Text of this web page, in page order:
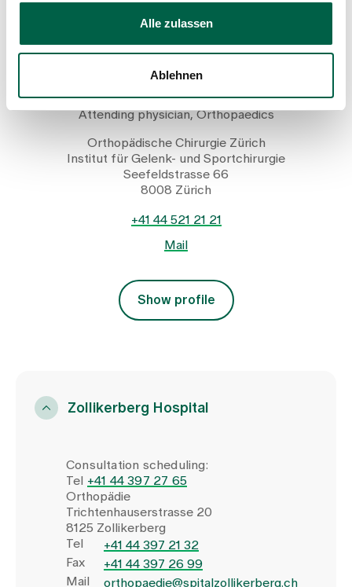
Alle zulassen
Ablehnen
Dr. med. univ. Kourosh Modaressi
Attending physician, Orthopaedics
Orthopädische Chirurgie Zürich
Institut für Gelenk- und Sportchirurgie
Seefeldstrasse 66
8008 Zürich
+41 44 521 21 21
Mail
Show profile
Zollikerberg Hospital
Consultation scheduling:
Tel +41 44 397 27 65
Orthopädie
Trichtenhauserstrasse 20
8125 Zollikerberg
Tel
+41 44 397 21 32
Fax
+41 44 397 26 99
Mail
orthopaedie@spitalzollikerberg.ch